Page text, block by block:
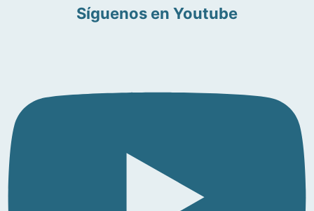
Síguenos en Youtube